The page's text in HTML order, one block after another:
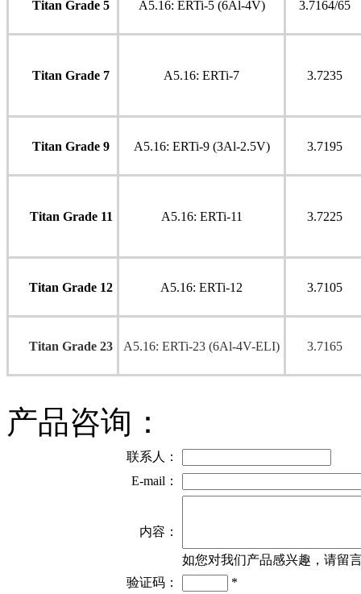
Titan Grade 5 A5.16: ERTi-5 (6Al-4V) 3.7164/65
Titan Grade 7 A5.16: ERTi-7 3.7235
Titan Grade 9 A5.16: ERTi-9 (3Al-2.5V) 3.7195
Titan Grade 11 A5.16: ERTi-11 3.7225
Titan Grade 12 A5.16: ERTi-12 3.7105
Titan Grade 23 A5.16: ERTi-23 (6Al-4V-ELI) 3.7165
产品咨询：
联系人：
E-mail：
内容：
如您对我们产品感兴趣，请留
验证码：
*